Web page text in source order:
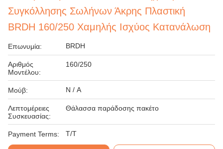
Συγκόλλησης Σωλήνων Άκρης Πλαστική
BRDH 160/250 Χαμηλής Ισχύος Κατανάλωση
Επωνυμία: BRDH
Αριθμός
Μοντέλου:
160/250
Μούβ: N / A
Λεπτομέρειες
Συσκευασίας:
Θάλασσα παράδοσης πακέτο
Payment Terms: T/T